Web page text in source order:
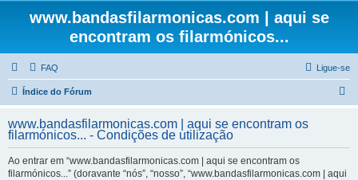
www.bandasfilarmonicas.com | aqui se
encontram os filarmónicos...
FAQ Ligue-se
Índice do Fórum
q
www.bandasfilarmonicas.com | aqui se encontram os
filarmónicos... - Condições de utilização
Ao entrar em “www.bandasfilarmonicas.com | aqui se encontram os
filarmónicos...” (doravante “nós”, “nosso”, “www.bandasfilarmonicas.com | aqui